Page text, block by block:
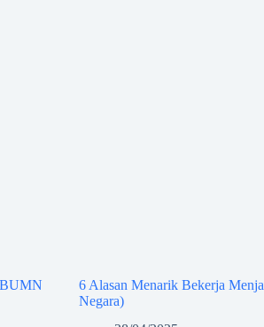
6 Alasan Menarik Bekerja
Negara)